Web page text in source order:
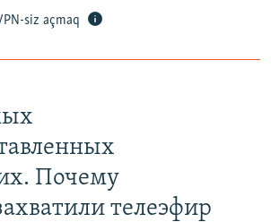
siz açmaq
Почему
телеэфир